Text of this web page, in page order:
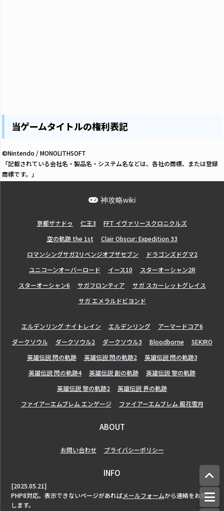
当ゲームタイトルの権利表記
©Nintendo / MONOLITHSOFT
「記載されている会社名・製品名・システム名などは、各社の商標、または登録
商標です。」
神攻略wiki
亰都ザナドゥ 仁王3
FFT イヴァリースクロニクルズ
空の軌跡 the 1st
Clair Obscur: Expedition 33
ロマンシングサガ2リベンジオブザセブン
ドラゴンズドグマ2
ユニコーンオーバーロード
イース10
スターオーシャン2R
スターオーシャン6
サガフロンティア
サガ スカーレットグレイス
サガ エメラルドビヨンド
エルデンリング ナイトレイン エルデンリング
アーマードコア6
ダークソウル
ダークソウル2 ダークソウル3 Bloodborne
SEKIRO
英雄伝説 閃の軌跡
英雄伝説 閃の軌跡2
英雄伝説 閃の軌跡3
英雄伝説 閃の軌跡4
英雄伝説 創の軌跡
英雄伝説 黎の軌跡
英雄伝説 黎の軌跡2
英雄伝説 界の軌跡
ファイアーエムブレム エンゲージ
ファイアーエムブレム 風花雪月
ABOUT
お問い合わせ プライバシーポリシー
INFO
[2025.05.21]
PHP8対応。表示できないページがあればメールフォームから連絡をお願い
します。